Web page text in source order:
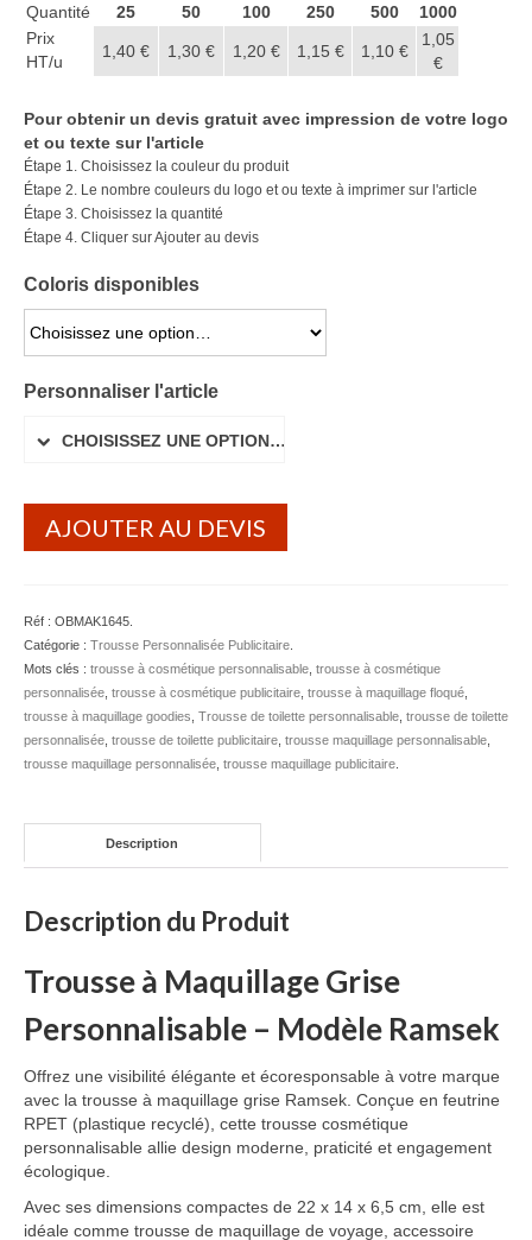
Quantité 25 50 100 250 500
1000
Prix
HT/u
1,40 € 1,30 € 1,20 € 1,15 € 1,10 €
1,05
€
Pour obtenir un devis gratuit avec impression de votre logo
et ou texte sur l'article
Étape 1. Choisissez la couleur du produit
Étape 2. Le nombre couleurs du logo et ou texte à imprimer sur l'article
Étape 3. Choisissez la quantité
Étape 4. Cliquer sur Ajouter au devis
Coloris disponibles
CHOISISSEZ UNE OPTION…
Personnaliser l'article
CHOISISSEZ UNE OPTION…
AJOUTER AU DEVIS
Réf : OBMAK1645
Catégorie : Trousse Personnalisée Publicitaire
Mots clés : trousse à cosmétique personnalisable trousse à cosmétique
personnalisée trousse à cosmétique publicitaire trousse à maquillage floqué
trousse à maquillage goodies Trousse de toilette personnalisable trousse de toilette
personnalisée trousse de toilette publicitaire trousse maquillage personnalisable
trousse maquillage personnalisée trousse maquillage publicitaire
Description
Description du Produit
Trousse à Maquillage Grise
Personnalisable – Modèle Ramsek
Offrez une visibilité élégante et écoresponsable à votre marque
avec la trousse à maquillage grise Ramsek. Conçue en feutrine
RPET (plastique recyclé), cette trousse cosmétique
personnalisable allie design moderne, praticité et engagement
écologique.
Avec ses dimensions compactes de 22 x 14 x 6,5 cm, elle est
idéale comme trousse de maquillage de voyage, accessoire